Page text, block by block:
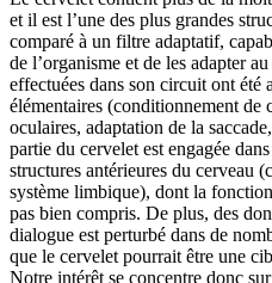
et il est l’une des plus grandes
comparé à un filtre adaptatif,
de l’organisme et de les adapter
effectuées dans son circuit ont été
élémentaires (conditionnement
oculaires, adaptation de la
partie du cervelet est engagée
structures antérieures du cerveau
système limbique), dont la
pas bien compris. De plus, des
dialogue est perturbé dans de
que le cervelet pourrait être une
Notre intérêt se concentre donc